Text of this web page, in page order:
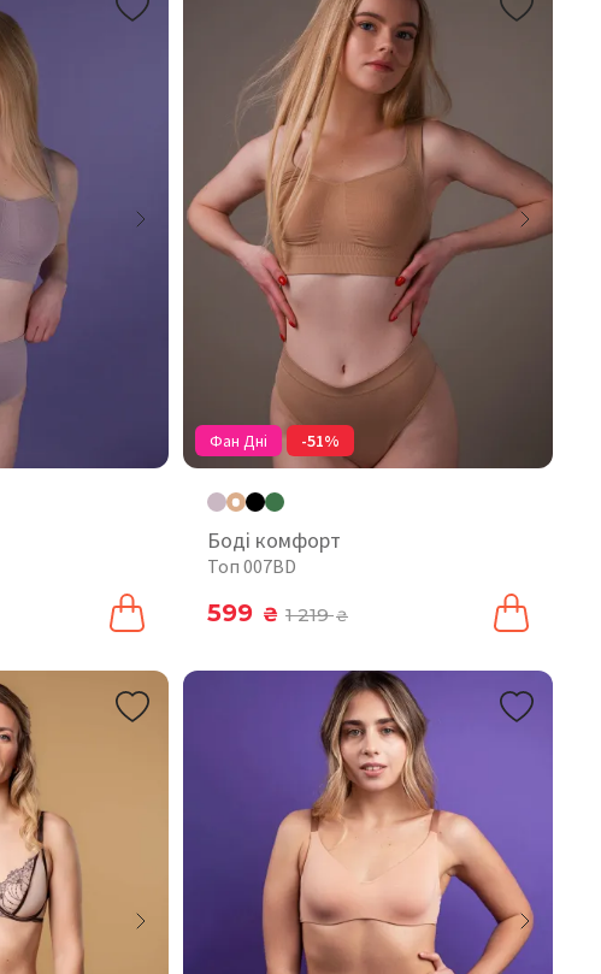
Фан Дні -51%
Боді комфорт
Топ 007BD
599 ₴ 1 219₴